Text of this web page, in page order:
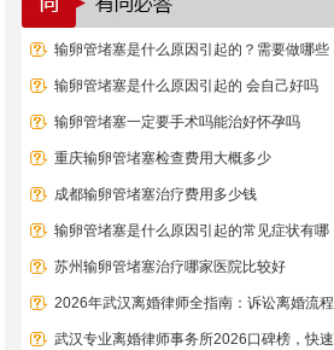
输卵管堵塞是什么原因引起的？需要做哪些
输卵管堵塞是什么原因引起的 会自己好吗
输卵管堵塞一定要手术吗能治好怀孕吗
重庆输卵管堵塞检查费用大概多少
成都输卵管堵塞治疗费用多少钱
输卵管堵塞是什么原因引起的常见症状有哪
苏州输卵管堵塞治疗哪家医院比较好
2026年武汉离婚律师全指南：诉讼离婚流程
武汉专业离婚律师事务所2026口碑榜，快速